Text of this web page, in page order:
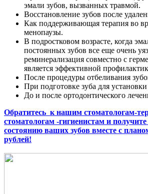
эмали зубов, вызванных травмой.
Восстановление зубов после
Как поддерживающая терапия во
менопаузы.
В подростковом возрасте, когда
постоянных зубов все еще очень
реминерализация совместно с
является эффективной
После процедуры отбеливания
При подготовке зуба для
До и после ортодонтического
Обратитесь к нашим стоматологам-
стоматологам -гигиенистам и
состоянию ваших зубов вместе с
рублей!